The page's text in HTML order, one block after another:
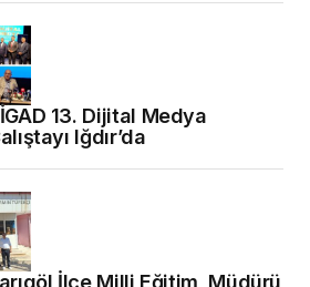
13. Dijital Medya
Iğdır’da
İlçe Milli Eğitim Müdürü